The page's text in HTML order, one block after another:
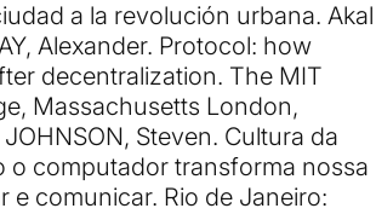
a la revolución urbana. Akal
Alexander. Protocol: how
decentralization. The MIT
Massachusetts London,
Steven. Cultura da
o computador transforma nossa
e comunicar. Rio de Janeiro: